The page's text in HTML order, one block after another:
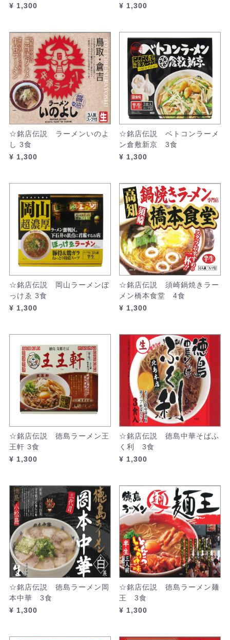
¥ 1,300 ¥ 1,300
☆銘店伝説 ラーメンいのよ
し 3食
¥ 1,300
☆銘店伝説 ベトコンラーメ
ン倉敷新京 3食
¥ 1,300
☆銘店伝説 岡山ラーメンぼ
っけゑ 3食
¥ 1,300
☆銘店伝説 須崎鍋焼きラー
メン橋本食堂 4食
¥ 1,300
☆銘店伝説 徳島ラーメン王
王軒 3食
¥ 1,300
☆銘店伝説 徳島中華そばふ
く利 3食
¥ 1,300
☆銘店伝説 徳島ラーメン岡
本中華 3食
¥ 1,300
☆銘店伝説 徳島ラーメン麺
王 3食
¥ 1,300